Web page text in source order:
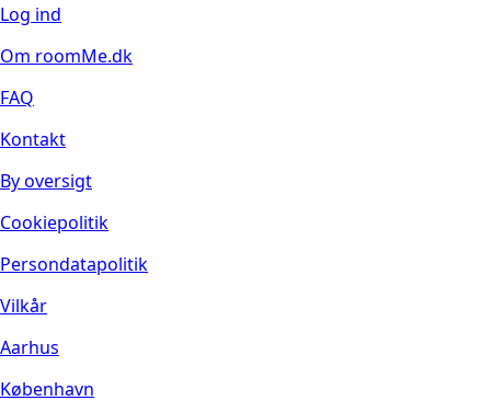
Log ind
Om roomMe.dk
FAQ
Kontakt
By oversigt
Cookiepolitik
Persondatapolitik
Vilkår
Aarhus
København